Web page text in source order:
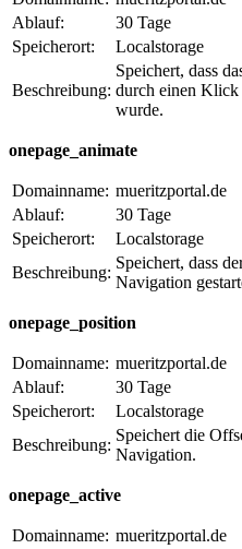
Ablauf:
30 Tage
Speicherort:
Localstorage
Beschreibung:
Speichert, dass
durch einen Klick
wurde.
onepage_animate
Domainname: mueritzportal.de
Ablauf:
30 Tage
Speicherort:
Localstorage
Beschreibung:
Speichert, dass
Navigation
onepage_position
Domainname: mueritzportal.de
Ablauf:
30 Tage
Speicherort:
Localstorage
Beschreibung:
Speichert die
Navigation.
onepage_active
Domainname: mueritzportal.de